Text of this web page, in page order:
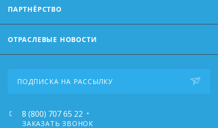
ПАРТНЁРСТВО
ОТРАСЛЕВЫЕ НОВОСТИ
ПОДПИСКА НА РАССЫЛКУ
8 (800) 707 65 22
ЗАКАЗАТЬ ЗВОНОК